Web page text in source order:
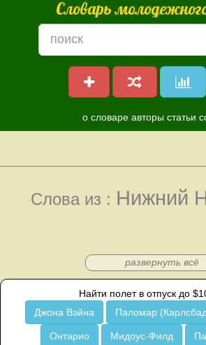
Словарь
о словаре авторы статьи
Слова из : Нижний
развернуть всё
Найти полет в отпуск до
Джона Вэйна
Паломар
Онтарио Мидоус-Филд